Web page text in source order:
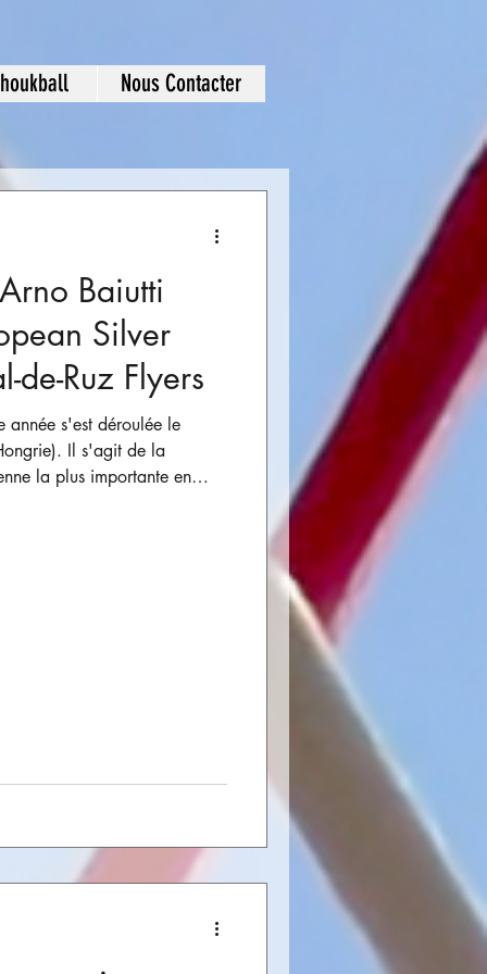
Nous Contacter
Baiutti
Silver
de-Ruz Flyers
année s'est déroulée le
Il s'agit de la
la plus importante en